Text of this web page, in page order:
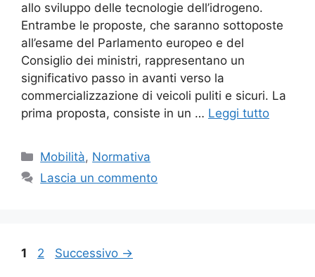
allo sviluppo delle tecnologie dell’idrogeno.
Entrambe le proposte, che saranno sottoposte
all’esame del Parlamento europeo e del
Consiglio dei ministri, rappresentano un
significativo passo in avanti verso la
commercializzazione di veicoli puliti e sicuri. La
prima proposta, consiste in un … Leggi tutto
Categorie
Mobilità, Normativa
Lascia un commento
Pagina
1 Pagina
2 Successivo →